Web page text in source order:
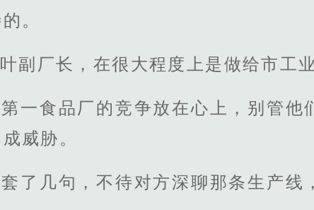
。
副厂长，在很大程度上是做给市工业
一食品厂的竞争放在心上，别管他
威胁。
了几句，不待对方深聊那条生产线